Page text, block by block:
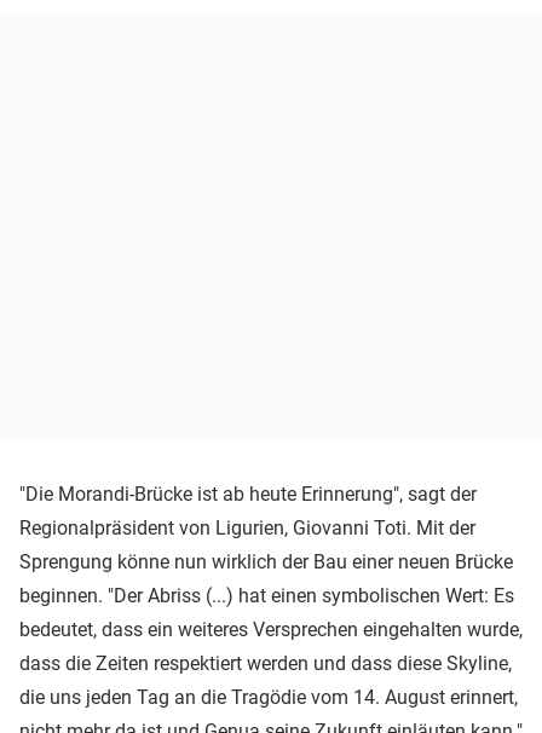
"Die Morandi-Brücke ist ab heute Erinnerung", sagt der
Regionalpräsident von Ligurien, Giovanni Toti. Mit der
Sprengung könne nun wirklich der Bau einer neuen Brücke
beginnen. "Der Abriss (...) hat einen symbolischen Wert: Es
bedeutet, dass ein weiteres Versprechen eingehalten wurde,
dass die Zeiten respektiert werden und dass diese Skyline,
die uns jeden Tag an die Tragödie vom 14. August erinnert,